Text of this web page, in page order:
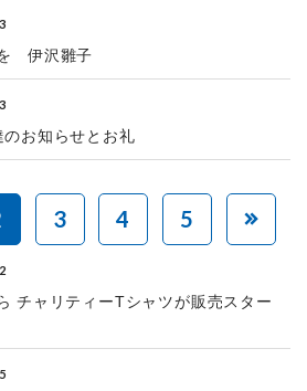
伊沢雛子
お知らせとお礼
3 4 5
チャリティーTシャツが販売スター